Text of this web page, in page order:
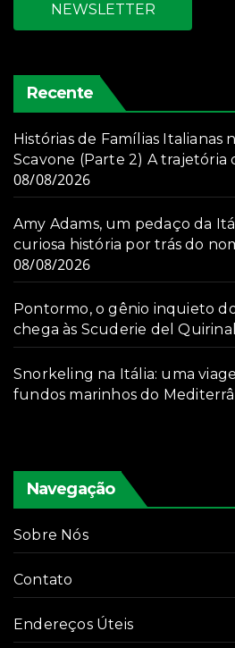
NEWSLETTER
Recente
Histórias de Famílias Italianas
Scavone (Parte 2) A trajetória
08/08/2026
Amy Adams, um pedaço da
curiosa história por trás do
08/08/2026
Pontormo, o gênio inquieto
chega às Scuderie del
Snorkeling na Itália: uma
fundos marinhos do
Navegação
Sobre Nós
Contato
Endereços Úteis